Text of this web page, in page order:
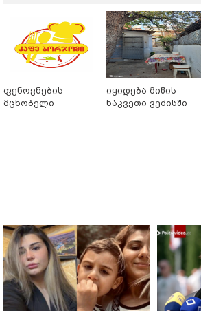
ფენოვნების
მცხობელი
იყიდება მიწის
ნაკვეთი ვეძისში